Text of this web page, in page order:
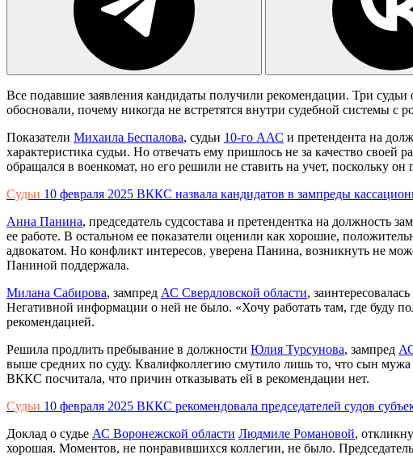
Все подавшие заявления кандидаты получили рекомендации. Три
обосновали, почему никогда не встретятся внутри судебной системы с
Показатели Михаила Беспалова, судьи 10-го ААС и претендента на
характеристика судьи. Но отвечать ему пришлось не за качество своей
обращался в военкомат, но его решили не ставить на учет, поскольку
Судьи 10 февраля 2025 ВККС назвала кандидатов в зампреды
Анна Панина, председатель судсостава и претендентка на должность
ее работе. В остальном ее показатели оценили как хорошие,
адвокатом. Но конфликт интересов, уверена Панина, возникнуть не
Паниной поддержала.
Милана Сабирова, зампред АС Свердловской области,
Негативной информации о ней не было. «Хочу работать там, где буду
рекомендацией.
Решила продлить пребывание в должности Юлия Турсунова, зампред
выше средних по суду. Квалифколлегию смутило лишь то, что сын
ВККС посчитала, что причин отказывать ей в рекомендации нет.
Судьи 10 февраля 2025 ВККС рекомендовала председателей судов
Доклад о судье АС Воронежской области Людмиле Романовой,
хорошая. Моментов, не понравившихся коллегии, не было.